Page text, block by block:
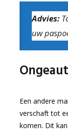
Advies:
uw
Een andere
verschaft tot
komen. Dit